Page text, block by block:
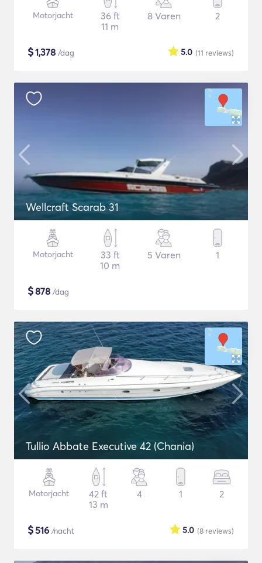
Motorjacht
36 ft
11 m
8 Varen 2
$1,378 /dag (11 reviews)
5.0
Wellcraft Scarab 31
Motorjacht
33 ft
10 m
5 Varen 1
$878 /dag
Tullio Abbate Executive 42 (Chania)
Motorjacht
42 ft
13 m
4 1 2
$516 /nacht (8 reviews)
5.0